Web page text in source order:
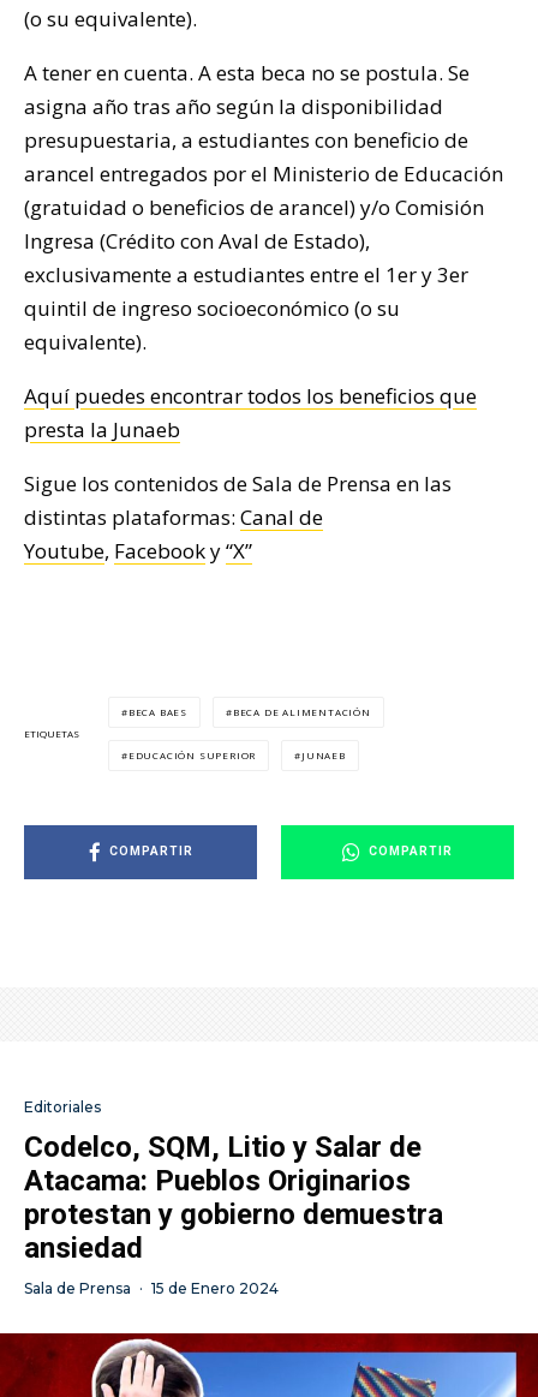
(o su equivalente).
A tener en cuenta. A esta beca no se postula. Se
asigna año tras año según la disponibilidad
presupuestaria, a estudiantes con beneficio de
arancel entregados por el Ministerio de Educación
(gratuidad o beneficios de arancel) y/o Comisión
Ingresa (Crédito con Aval de Estado),
exclusivamente a estudiantes entre el 1er y 3er
quintil de ingreso socioeconómico (o su
equivalente).
Aquí puedes encontrar todos los beneficios que
presta la Junaeb
Sigue los contenidos de Sala de Prensa en las
distintas plataformas: Canal de
Youtube, Facebooky“X”
ETIQUETAS
BECA BAES BECA DE ALIMENTACIÓN
EDUCACIÓN SUPERIOR JUNAEB
COMPARTIR COMPARTIR
Editoriales
Codelco, SQM, Litio y Salar de
Atacama: Pueblos Originarios
protestan y gobierno demuestra
ansiedad
Sala de Prensa · 15 de Enero 2024